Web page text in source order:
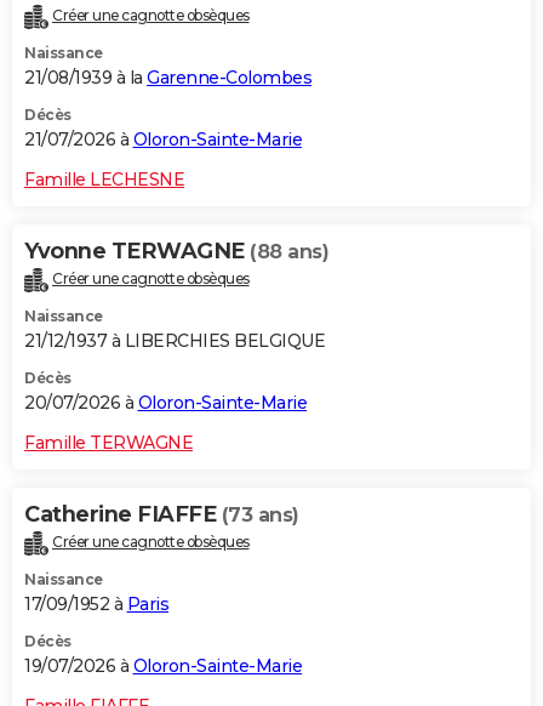
Créer une cagnotte obsèques
Naissance
21/08/1939 à la Garenne-Colombes
Décès
21/07/2026 à Oloron-Sainte-Marie
Famille LECHESNE
Yvonne TERWAGNE (88 ans)
Créer une cagnotte obsèques
Naissance
21/12/1937 à LIBERCHIES BELGIQUE
Décès
20/07/2026 à Oloron-Sainte-Marie
Famille TERWAGNE
Catherine FIAFFE (73 ans)
Créer une cagnotte obsèques
Naissance
17/09/1952 à Paris
Décès
19/07/2026 à Oloron-Sainte-Marie